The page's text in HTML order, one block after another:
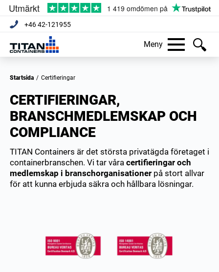
+46 42-121955
Meny
Startsida / Certifieringar
CERTIFIERINGAR,
BRANSCHMEDLEMSKAP OCH
COMPLIANCE
TITAN Containers är det största privatägda företaget i
containerbranschen. Vi tar våra certifieringar och
medlemskap i branschorganisationer på stort allvar
för att kunna erbjuda säkra och hållbara lösningar.